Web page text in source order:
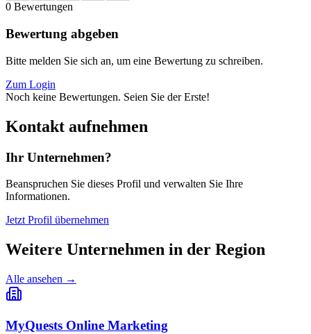
0 Bewertungen
Bewertung abgeben
Bitte melden Sie sich an, um eine Bewertung zu schreiben.
Zum Login
Noch keine Bewertungen. Seien Sie der Erste!
Kontakt aufnehmen
Ihr Unternehmen?
Beanspruchen Sie dieses Profil und verwalten Sie Ihre
Informationen.
Jetzt Profil übernehmen
Weitere Unternehmen in der Region
Alle ansehen →
MyQuests Online Marketing